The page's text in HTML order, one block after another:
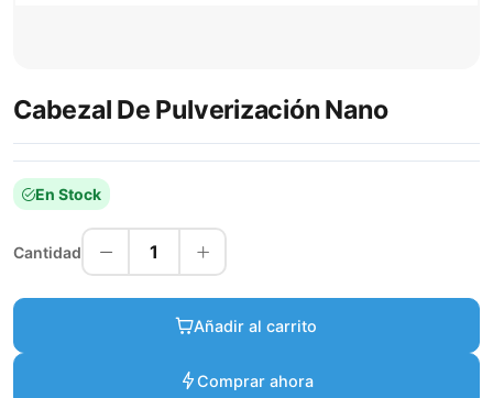
Cabezal De Pulverización Nano
En Stock
Cantidad 1
Añadir al carrito
Comprar ahora